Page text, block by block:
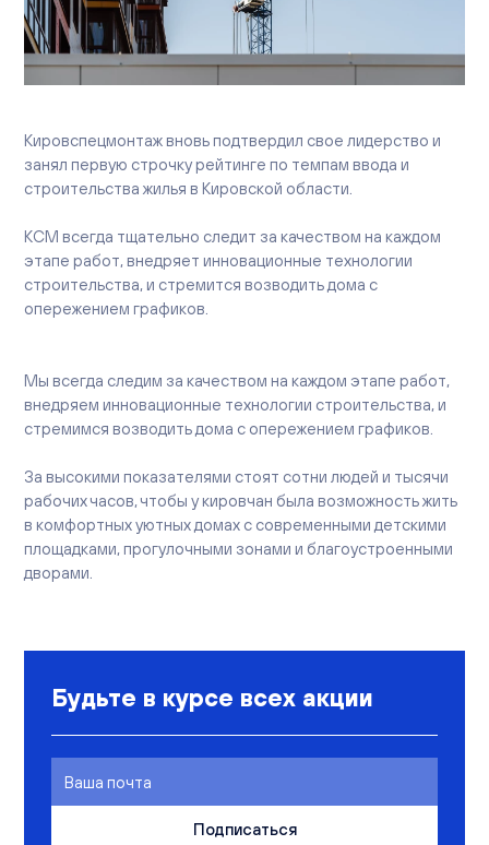
Вакансии
Офисы продаж
Контакты
Кировспецмонтаж вновь подтвердил свое лидерство и
занял первую строчку рейтинге по темпам ввода и
строительства жилья в Кировской области.
КСМ всегда тщательно следит за качеством на каждом
этапе работ, внедряет инновационные технологии
строительства, и стремится возводить дома с
опережением графиков.
Мы всегда следим за качеством на каждом этапе работ,
внедряем инновационные технологии строительства, и
стремимся возводить дома с опережением графиков.
За высокими показателями стоят сотни людей и тысячи
рабочих часов, чтобы у кировчан была возможность жить
в комфортных уютных домах с современными детскими
площадками, прогулочными зонами и благоустроенными
дворами.
Будьте в курсе всех акции
Подписаться